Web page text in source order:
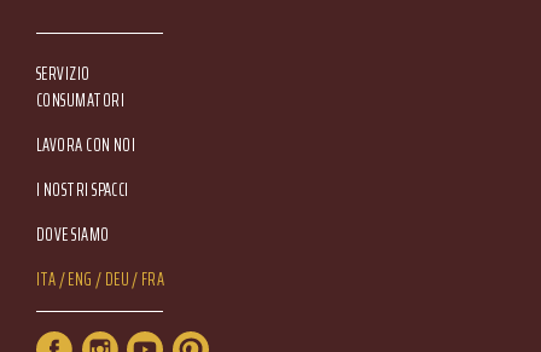
SERVIZIO
CONSUMATORI
LAVORA CON NOI
I NOSTRI SPACCI
DOVE SIAMO
Lang Menu
ITA ENG DEU FRA
Service Menu